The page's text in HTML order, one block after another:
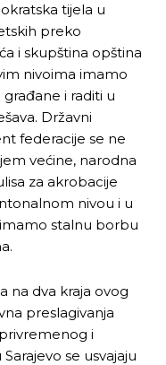
tijela u
preko
i skupština opština
nivoima imamo
i raditi u
Državni
federacije se ne
većine, narodna
za akrobacije
nivou i u
stalnu borbu
na dva kraja ovog
preslagivanja
i
se usvajaju